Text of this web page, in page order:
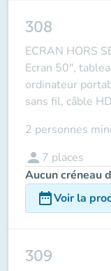
308
ECRAN HORS
Ecran 50",
ordinateur
sans fil, câble
2 personnes
person 7 places
Aucun créneau
date_rangeVoir la
309